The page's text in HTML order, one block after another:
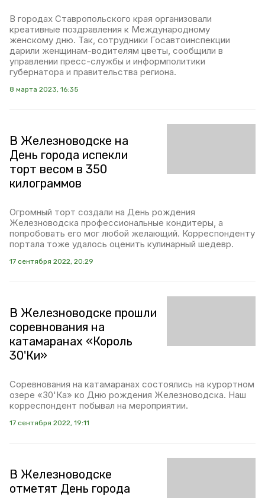
В городах Ставропольского края организовали
креативные поздравления к Международному
женскому дню. Так, сотрудники Госавтоинспекции
дарили женщинам-водителям цветы, сообщили в
управлении пресс-службы и информполитики
губернатора и правительства региона.
8 марта 2023, 16:35
В Железноводске на
День города испекли
торт весом в 350
килограммов
Огромный торт создали на День рождения
Железноводска профессиональные кондитеры, а
попробовать его мог любой желающий. Корреспонденту
портала тоже удалось оценить кулинарный шедевр.
17 сентября 2022, 20:29
В Железноводске прошли
соревнования на
катамаранах «Король
30'Ки»
Соревнования на катамаранах состоялись на курортном
озере «30'Ка» ко Дню рождения Железноводска. Наш
корреспондент побывал на мероприятии.
17 сентября 2022, 19:11
В Железноводске
отметят День города